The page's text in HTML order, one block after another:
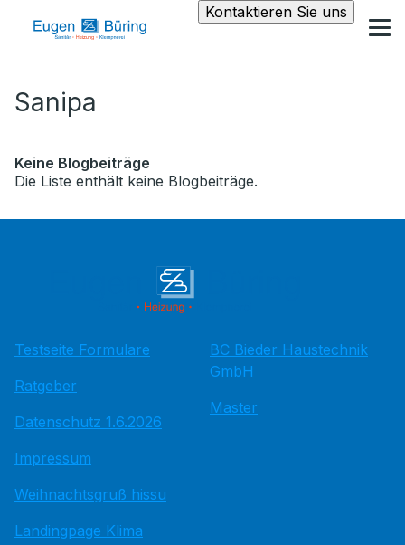
Kontaktieren Sie uns
Sanipa
Keine Blogbeiträge
Die Liste enthält keine Blogbeiträge.
Testseite Formulare
Ratgeber
Datenschutz 1.6.2026
Impressum
Weihnachtsgruß hissu
Landingpage Klima
BC Bieder Haustechnik
GmbH
Master